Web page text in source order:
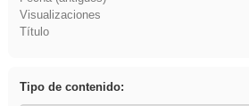
Visualizaciones
Título
Tipo de contenido: